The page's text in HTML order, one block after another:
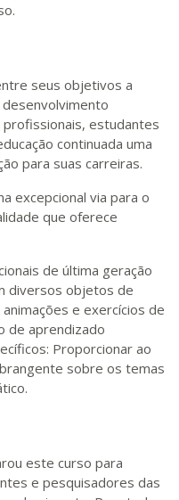
seus objetivos a
estudantes
continuada uma
para suas carreiras.
excepcional via para o
que oferece
de última geração
diversos objetos de
e exercícios de
de aprendizado
Proporcionar ao
sobre os temas
este curso para
e pesquisadores das